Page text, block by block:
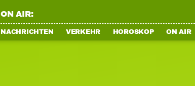
ON AIR:
NACHRICHTEN VERKEHR HOROSKOP ON AIR